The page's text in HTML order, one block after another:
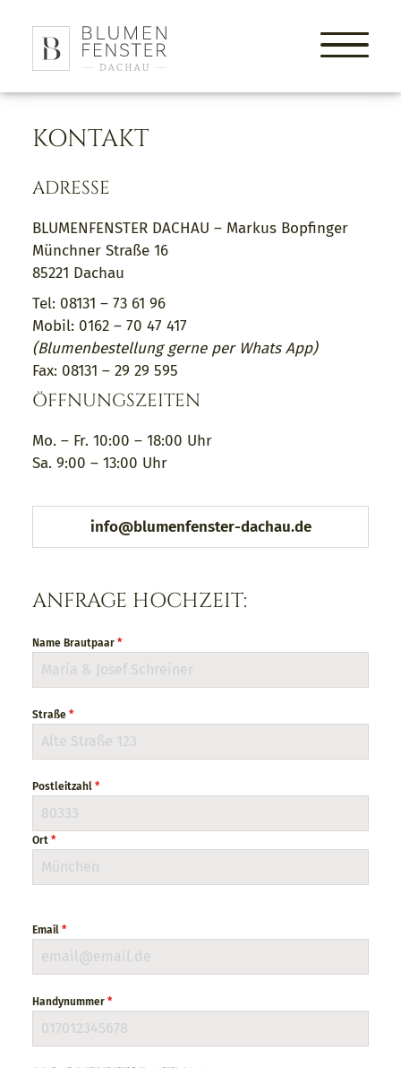
ONLINESHOP
AKTUELLES
PORTFOLIO
BLUMEN FÜR EURE HOCHZEIT
TRAUERFLORISTIK
EVENTS
UNSERER BLUMENLADEN
WEIHNACHTSDEKO
BLUMENABO
KONTAKT
KONTAKT
ADRESSE
BLUMENFENSTER DACHAU – Markus Bopfinger
Münchner Straße 16
85221 Dachau
Tel: 08131 – 73 61 96
Mobil: 0162 – 70 47 417
(Blumenbestellung gerne per Whats App)
Fax: 08131 – 29 29 595
ÖFFNUNGSZEITEN
Mo. – Fr. 10:00 – 18:00 Uhr
Sa. 9:00 – 13:00 Uhr
info@blumenfenster-dachau.de
ANFRAGE HOCHZEIT:
Name Brautpaar *
Straße *
Ort *
Postleitzahl *
Email *
Handynummer *